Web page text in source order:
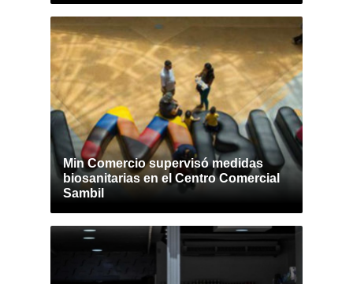
Min Comercio supervisó medidas
biosanitarias en el Centro Comercial
Sambil